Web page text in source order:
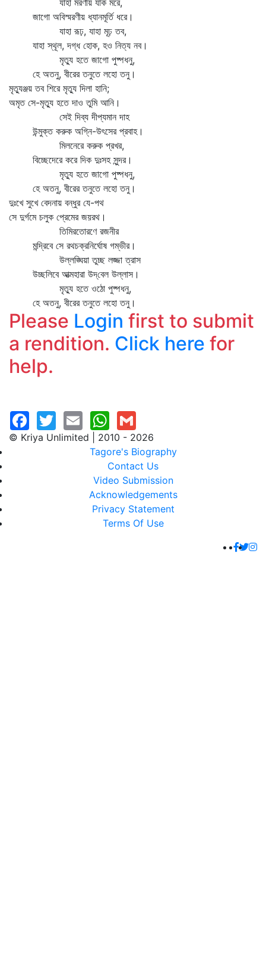
যাহা মরণীয় যাক মরে,
জাগো অবিস্মরণীয় ধ্যানমূর্তি ধরে।
যাহা রূঢ়, যাহা মূঢ় তব,
যাহা স্থূল, দগ্ধ হোক, হও নিত্য নব।
মৃত্যু হতে জাগো পুষ্পধনু,
হে অতনু, বীরের তনুতে লহো তনু।
মৃত্যুঞ্জয় তব শিরে মৃত্যু দিলা হানি;
অমৃত সে-মৃত্যু হতে দাও তুমি আনি।
সেই দিব্য দীপ্যমান দাহ
উন্মুক্ত করুক অগ্নি-উৎসের প্রবাহ।
মিলনেরে করুক প্রখর,
বিচ্ছেদেরে করে দিক দুঃসহ সুন্দর।
মৃত্যু হতে জাগো পুষ্পধনু,
হে অতনু, বীরের তনুতে লহো তনু।
দুঃখে সুখে বেদনায় বন্ধুর যে-পথ
সে দুর্গমে চলুক প্রেমের জয়রথ।
তিমিরতোরণে রজনীর
মন্দ্রিবে সে রথচক্রনির্ঘোষ গম্ভীর।
উল্লঙ্ঘিয়া তুচ্ছ লজ্জা ত্রাস
উচ্ছলিবে আত্মহারা উদ্‌বেল উল্লাস।
মৃত্যু হতে ওঠো পুষ্পধনু,
হে অতনু, বীরের তনুতে লহো তনু।
Please Login first to submit
a rendition. Click here for
help.
© Kriya Unlimited | 2010 - 2026
Tagore's Biography
Contact Us
Video Submission
Acknowledgements
Privacy Statement
Terms Of Use